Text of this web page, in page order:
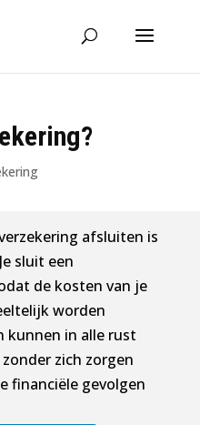
afsluiten is
sluit een
de kosten van je
worden
kunnen in alle rust
zich zorgen
financiële gevolgen